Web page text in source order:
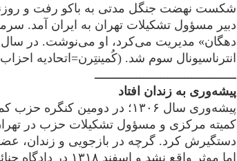
شکست نهضت جنگل مدتی به باکو رفت و
دبیر مسؤول تشکیلات تهران به ایران آمد.
دهگان» مدیریت می‌کرد، او می‌نوشت.
انترناسیونال سوم شد. (کُمینتِرن=اتحادیه احزاب
ـــــــــــــــــــــــــــــــــــــــــ
پیشه‌وری به زندان افتاد
پیشه‌وری سال ۱۳۰۶؛ در دومین
دستگیرش کرد. گرچه در بازجویی و زندان،
اما موثر واقع نشد